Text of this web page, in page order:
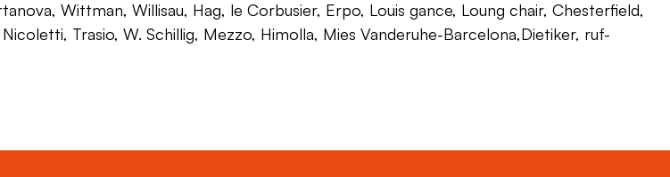
Wittman, Willisau, Hag, le Corbusier, Erpo, Louis gance, Loung chair, Chesterfield,
Trasio, W. Schillig, Mezzo, Himolla, Mies Vanderuhe-Barcelona,Dietiker, ruf-